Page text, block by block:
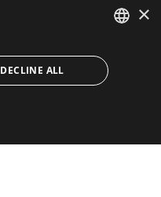
ENGLISH
FRENCH
×
DECLINE ALL